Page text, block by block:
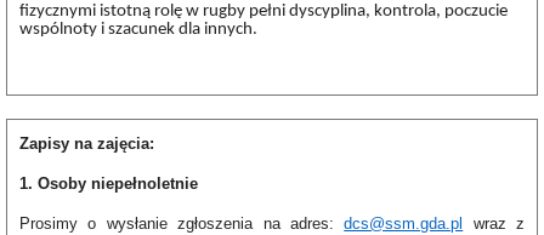
fizycznymi istotną rolę w rugby pełni dyscyplina, kontrola, poczucie
wspólnoty i szacunek dla innych.
Zapisy na zajęcia:
1. Osoby niepełnoletnie
Prosimy o wysłanie zgłoszenia na adres:dcs@ssm.gda.pl
wraz z